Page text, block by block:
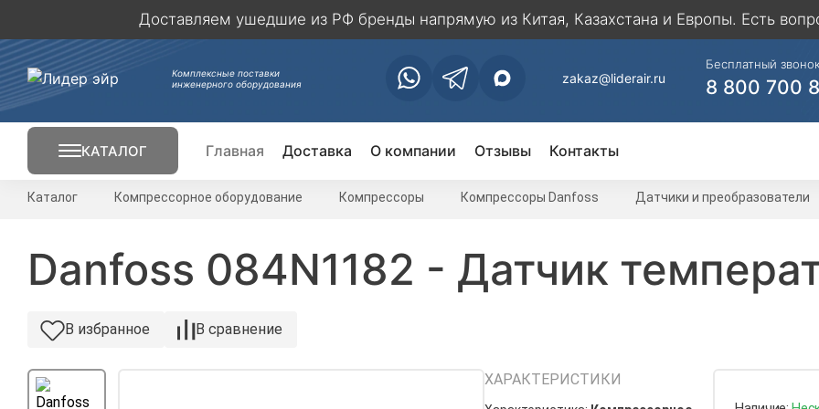
Доставляем ушедшие из РФ бренды напрямую из Китая, Казахстана и Европы. Есть
Комплексные поставки
инженерного оборудования
zakaz@liderair.ru
Бесплатный
8 800 700
КАТАЛОГ
Кондиционирование
Электрика
Вентиляторы
Главная Доставка О компании Отзывы Контакты
Каталог Компрессорное оборудование Компрессоры Компрессоры Danfoss Датчики и преобразователи
Danfoss 084N1182 - Датчик
В избранное В сравнение
ХАРАКТЕРИСТИКИ